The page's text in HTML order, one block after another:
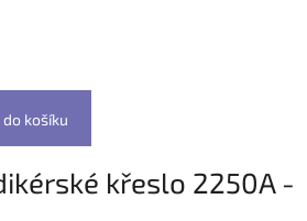
košíku
křeslo 2250A -